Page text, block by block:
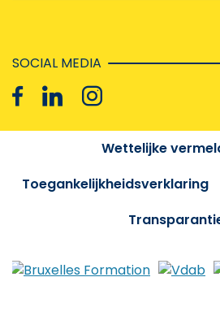
SOCIAL MEDIA
Wettelijke
Toegankelijkheidsverklaring